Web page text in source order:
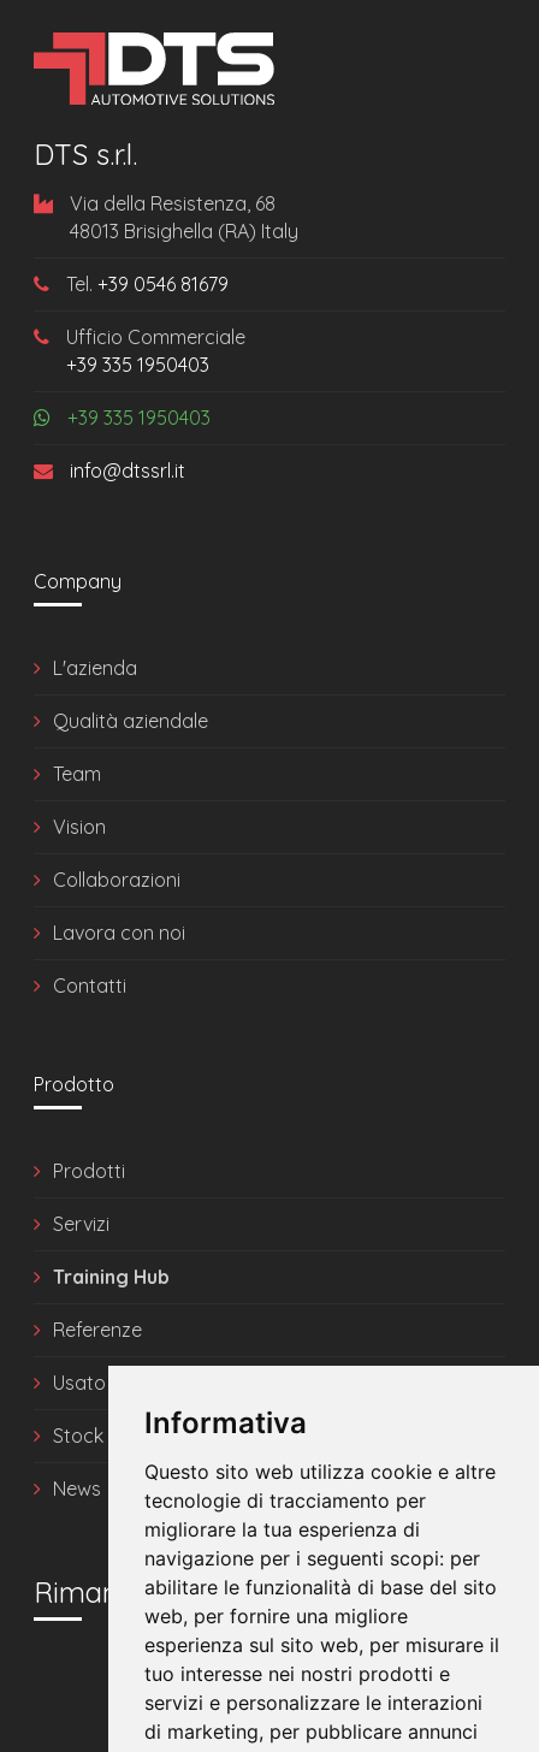
Informativa
Questo sito web utilizza cookie e altre
tecnologie di tracciamento per
migliorare la tua esperienza di
navigazione per i seguenti scopi: per
abilitare le funzionalità di base del sito
web, per fornire una migliore
esperienza sul sito web, per misurare il
tuo interesse nei nostri prodotti e
servizi e personalizzare le interazioni
di marketing, per pubblicare annunci
DTS s.r.l.
Via della Resistenza, 68
48013 Brisighella (RA) Italy
Tel.+39 0546 81679
Ufficio Commerciale
+39 335 1950403
+39 335 1950403
info@dtssrl.it
Company
L'azienda
Qualità aziendale
Team
Vision
Collaborazioni
Lavora con noi
Contatti
Prodotto
Prodotti
Servizi
Training Hub
Referenze
Usato
Stock
News
Rimani in contatto